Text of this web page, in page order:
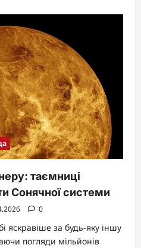
таємниці
Сонячної системи
0
яскравіше за будь-яку іншу
погляди мільйонів